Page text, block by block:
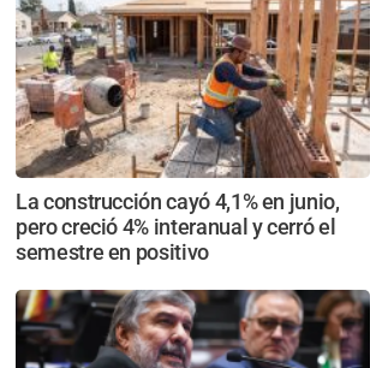
La construcción cayó 4,1% en junio,
pero creció 4% interanual y cerró el
semestre en positivo